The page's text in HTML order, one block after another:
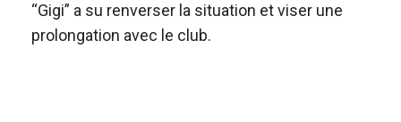
“Gigi” a su renverser la situation et viser une
prolongation avec le club.